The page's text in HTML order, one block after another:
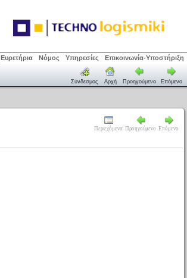
Ευρετήρια Νόμος Υπηρεσίες Επικοινωνία-Υποστήριξη
Σύνδεσμος Αρχή Προηγούμενο Επόμενο